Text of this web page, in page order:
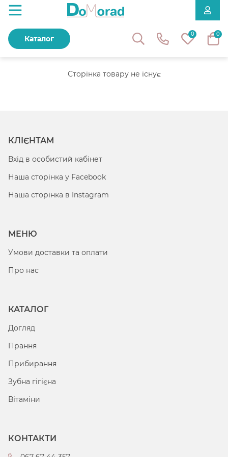
0 0
Каталог
Сторінка товару не існує
КЛІЄНТАМ
Вхід в особистий кабінет
Наша сторінка у Facebook
Наша сторінка в Instagram
МЕНЮ
Умови доставки та оплати
Про нас
КАТАЛОГ
Догляд
Прання
Прибирання
Зубна гігієна
Вітаміни
КОНТАКТИ